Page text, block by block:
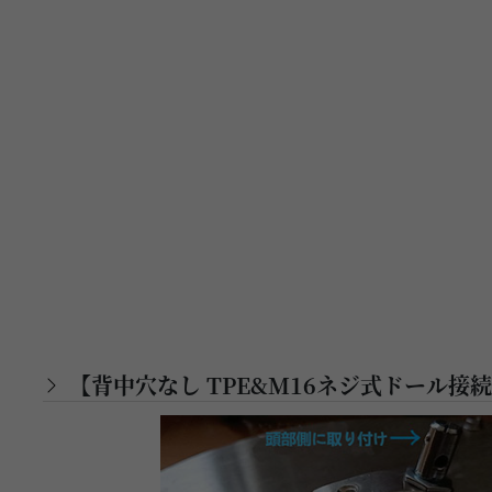
【背中穴なし TPE&M16ネジ式ドール接